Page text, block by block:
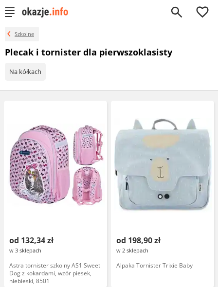
0
Szkolne
Plecak i tornister dla pierwszoklasisty
Na kółkach
od 132,34 zł
w 3 sklepach
Astra tornister szkolny AS1 Sweet
Dog z kokardami, wzór piesek,
niebieski, 8501
od 198,90 zł
w 2 sklepach
Alpaka Tornister Trixie Baby